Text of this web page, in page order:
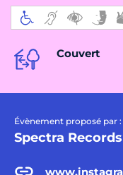
Couvert
Évènement proposé par :
Spectra Records